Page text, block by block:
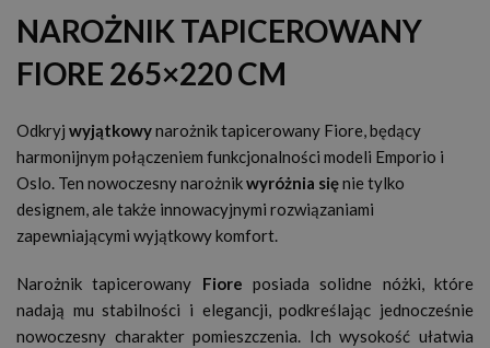
NAROŻNIK TAPICEROWANY
FIORE 265×220 CM
Odkryj wyjątkowynarożnik tapicerowany Fiore, będący
harmonijnym połączeniem funkcjonalności modeli Emporio i
Oslo. Ten nowoczesny narożnikwyróżnia sięnie tylko
designem, ale także innowacyjnymi rozwiązaniami
zapewniającymi wyjątkowy komfort.
Narożnik tapicerowany Fiore posiada solidne nóżki, które
nadają mu stabilności i elegancji, podkreślając jednocześnie
nowoczesny charakter pomieszczenia. Ich wysokość ułatwia